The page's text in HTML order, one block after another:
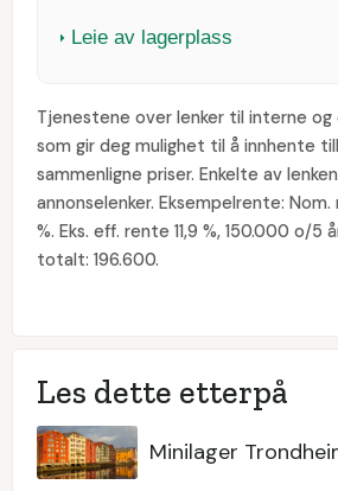
Leie av lagerplass
Tjenestene over lenker til interne og
som gir deg mulighet til å innhente
sammenligne priser. Enkelte av
annonselenker. Eksempelrente:
%. Eks. eff. rente 11,9 %, 150.000 o/5
totalt: 196.600.
Les dette etterpå
Minilager